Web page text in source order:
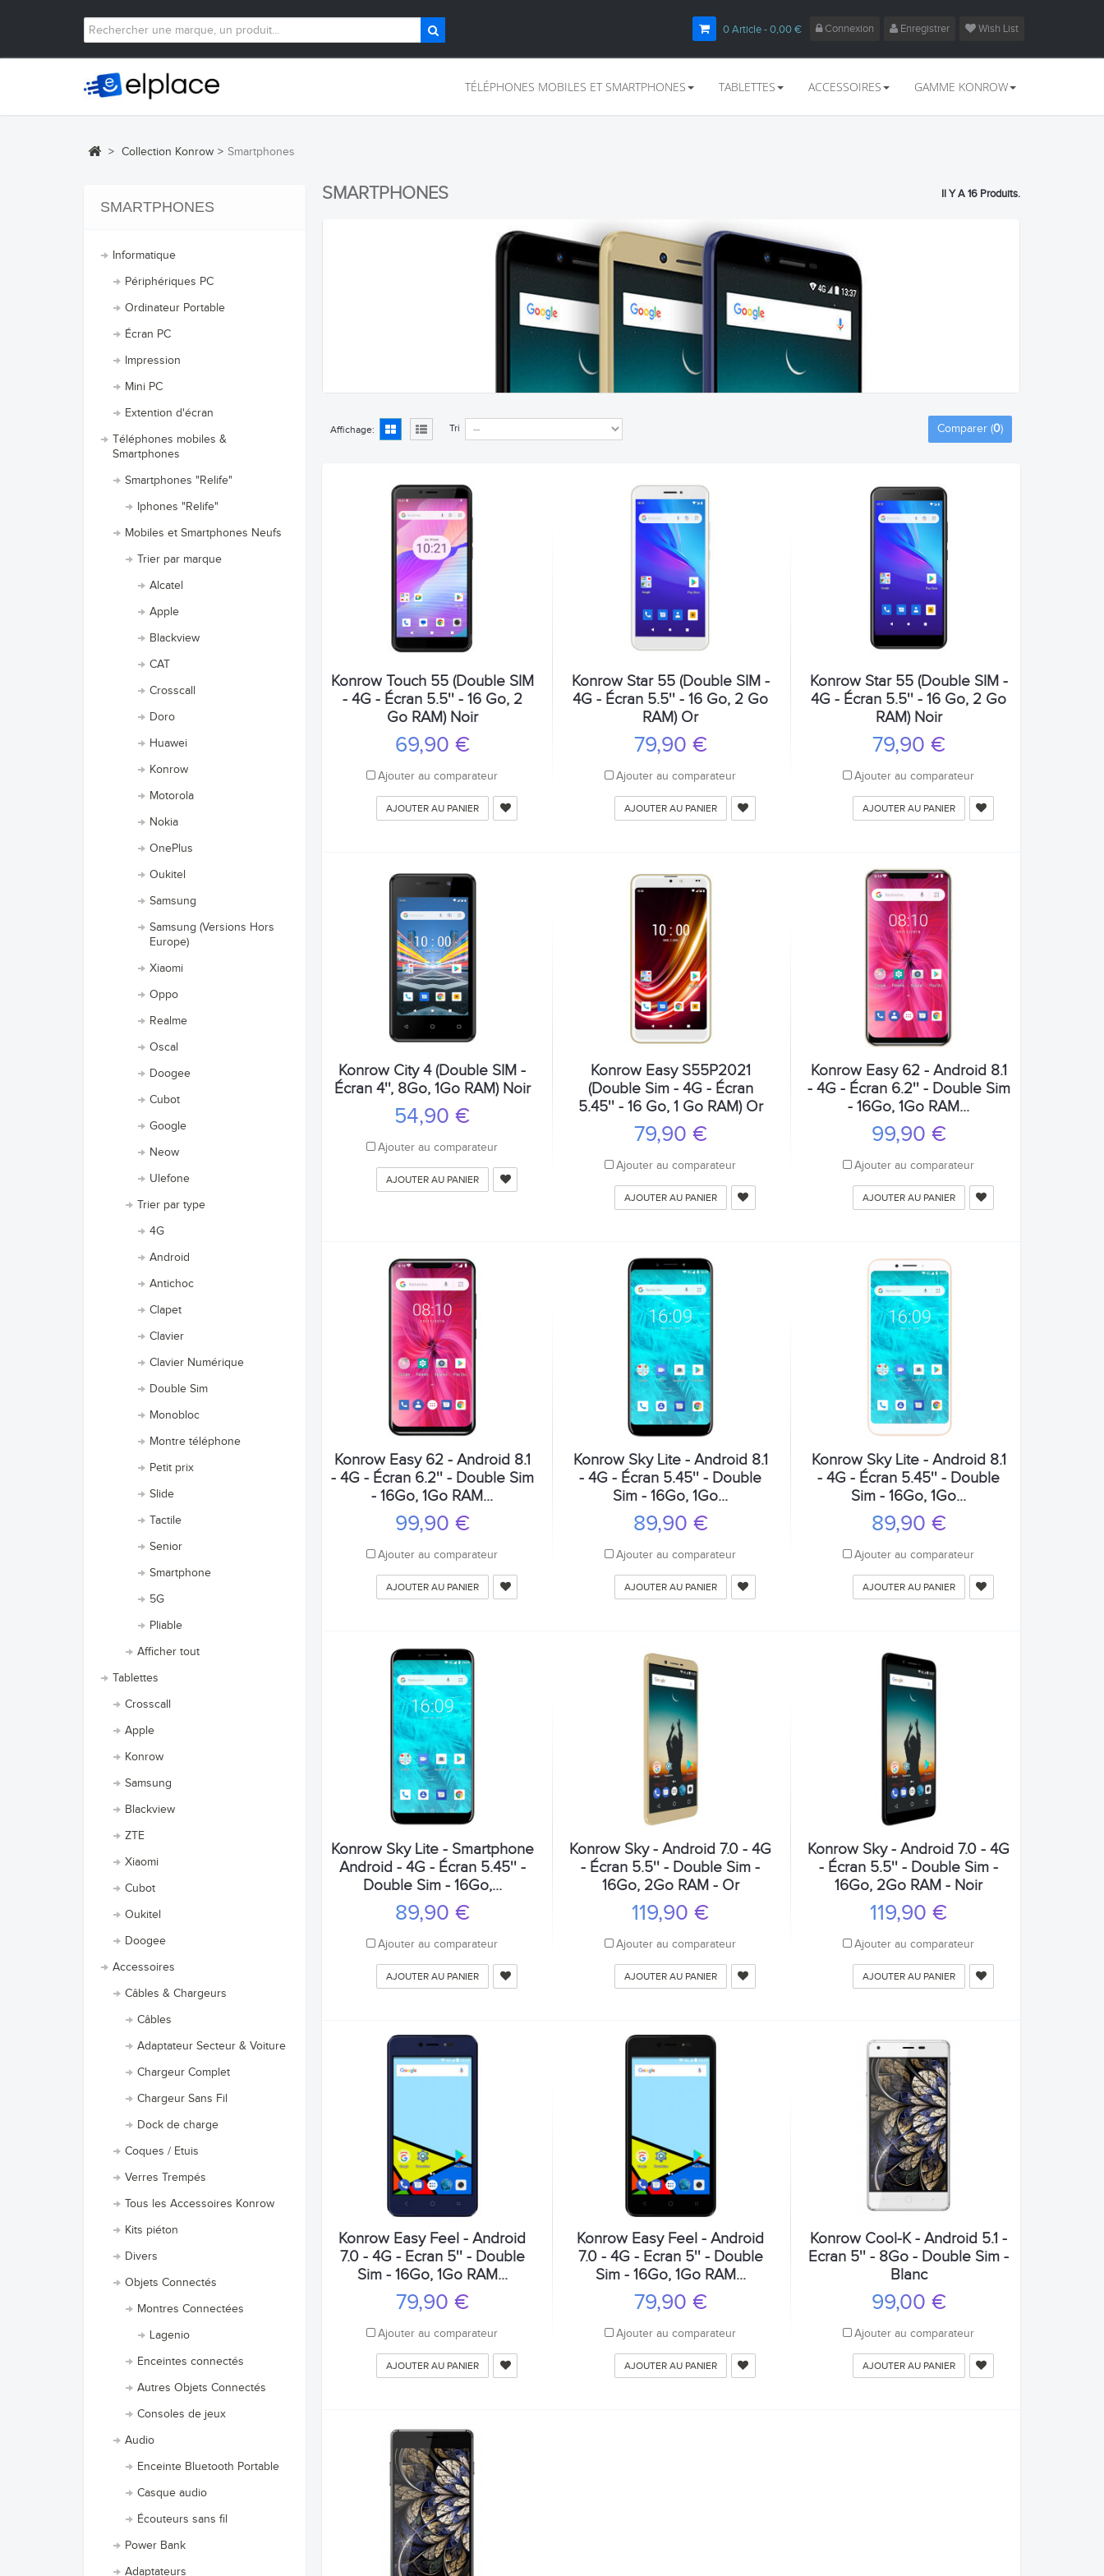
Connexion Enregistrer Wish List
0Article- 0,00 €
TÉLÉPHONES MOBILES ET SMARTPHONES TABLETTES ACCESSOIRES GAMME KONROW
> Collection Konrow > Smartphones
SMARTPHONES
Informatique
Périphériques PC
Ordinateur Portable
Écran PC
Impression
Mini PC
Extention d'écran
Téléphones mobiles &
Smartphones
Smartphones "Relife"
Iphones "Relife"
Mobiles et Smartphones Neufs
Trier par marque
Alcatel
Apple
Blackview
CAT
Crosscall
Doro
Huawei
Konrow
Motorola
Nokia
OnePlus
Oukitel
Samsung
Samsung (Versions Hors
Europe)
Xiaomi
Oppo
Realme
Oscal
Doogee
Cubot
Google
Neow
Ulefone
Trier par type
4G
Android
Antichoc
Clapet
Clavier
Clavier Numérique
Double Sim
Monobloc
Montre téléphone
Petit prix
Slide
Tactile
Senior
Smartphone
5G
Pliable
Afficher tout
Tablettes
Crosscall
Apple
Konrow
Samsung
Blackview
ZTE
Xiaomi
Cubot
Oukitel
Doogee
Accessoires
Câbles & Chargeurs
Câbles
Adaptateur Secteur & Voiture
Chargeur Complet
Chargeur Sans Fil
Dock de charge
Coques / Etuis
Verres Trempés
Tous les Accessoires Konrow
Kits piéton
Divers
Objets Connectés
Montres Connectées
Lagenio
Enceintes connectés
Autres Objets Connectés
Consoles de jeux
Audio
Enceinte Bluetooth Portable
Casque audio
Écouteurs sans fil
Power Bank
Adaptateurs
SMARTPHONES Il Y A 16 Produits.
Affichage: Tri Comparer (0)
Konrow Touch 55 (Double SIM
- 4G - Écran 5.5'' - 16 Go, 2
Go RAM) Noir
69,90 €
Ajouter au comparateur
AJOUTER AU PANIER
Konrow Star 55 (Double SIM -
4G - Écran 5.5'' - 16 Go, 2 Go
RAM) Or
79,90 €
Ajouter au comparateur
AJOUTER AU PANIER
Konrow Star 55 (Double SIM -
4G - Écran 5.5'' - 16 Go, 2 Go
RAM) Noir
79,90 €
Ajouter au comparateur
AJOUTER AU PANIER
Konrow City 4 (Double SIM -
Écran 4'', 8Go, 1Go RAM) Noir
54,90 €
Ajouter au comparateur
AJOUTER AU PANIER
Konrow Easy S55P2021
(Double Sim - 4G - Écran
5.45'' - 16 Go, 1 Go RAM) Or
79,90 €
Ajouter au comparateur
AJOUTER AU PANIER
Konrow Easy 62 - Android 8.1
- 4G - Écran 6.2'' - Double Sim
- 16Go, 1Go RAM...
99,90 €
Ajouter au comparateur
AJOUTER AU PANIER
Konrow Easy 62 - Android 8.1
- 4G - Écran 6.2'' - Double Sim
- 16Go, 1Go RAM...
99,90 €
Ajouter au comparateur
AJOUTER AU PANIER
Konrow Sky Lite - Android 8.1
- 4G - Écran 5.45'' - Double
Sim - 16Go, 1Go...
89,90 €
Ajouter au comparateur
AJOUTER AU PANIER
Konrow Sky Lite - Android 8.1
- 4G - Écran 5.45'' - Double
Sim - 16Go, 1Go...
89,90 €
Ajouter au comparateur
AJOUTER AU PANIER
Konrow Sky Lite - Smartphone
Android - 4G - Écran 5.45'' -
Double Sim - 16Go,...
89,90 €
Ajouter au comparateur
AJOUTER AU PANIER
Konrow Sky - Android 7.0 - 4G
- Écran 5.5'' - Double Sim -
16Go, 2Go RAM - Or
119,90 €
Ajouter au comparateur
AJOUTER AU PANIER
Konrow Sky - Android 7.0 - 4G
- Écran 5.5'' - Double Sim -
16Go, 2Go RAM - Noir
119,90 €
Ajouter au comparateur
AJOUTER AU PANIER
Konrow Easy Feel - Android
7.0 - 4G - Ecran 5'' - Double
Sim - 16Go, 1Go RAM...
79,90 €
Ajouter au comparateur
AJOUTER AU PANIER
Konrow Easy Feel - Android
7.0 - 4G - Ecran 5'' - Double
Sim - 16Go, 1Go RAM...
79,90 €
Ajouter au comparateur
AJOUTER AU PANIER
Konrow Cool-K - Android 5.1 -
Ecran 5'' - 8Go - Double Sim -
Blanc
99,00 €
Ajouter au comparateur
AJOUTER AU PANIER